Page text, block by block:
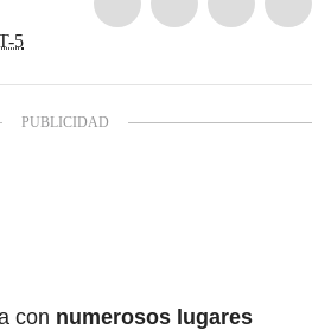
5
con numerosos lugares